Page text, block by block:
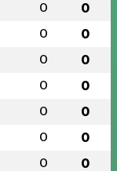
0 0
0 0
0 0
0 0
0 0
0 0
0 0